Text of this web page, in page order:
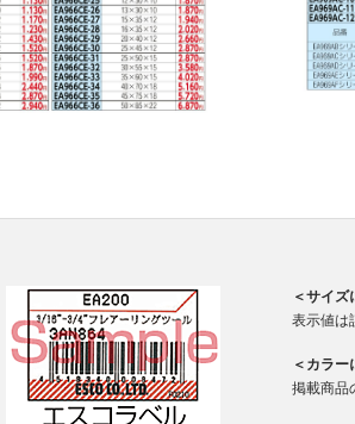
＜サイズ
表示値は
＜カラー
掲載商品